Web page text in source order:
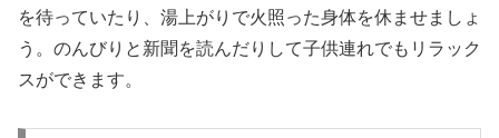
を待っていたり、湯上がりで火照った身体を休ませましょ
う。のんびりと新聞を読んだりして子供連れでもリラック
スができます。